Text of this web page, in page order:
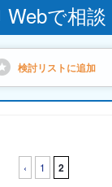
Webで相談
検討リストに追加
‹ 1 2